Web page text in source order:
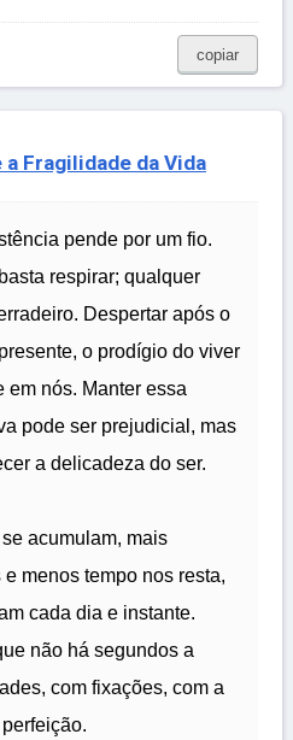
copiar
Fragilidade da Vida
pende por um fio.
respirar; qualquer
Despertar após o
o prodígio do viver
em nós. Manter essa
pode ser prejudicial, mas
a delicadeza do ser.
acumulam, mais
menos tempo nos resta,
cada dia e instante.
não há segundos a
com fixações, com a